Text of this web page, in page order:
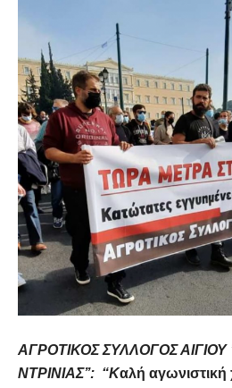
ΑΓΡΟΤΙΚΟΣ ΣΥΛΛΟΓΟΣ
ΝΤΡΙΝΙΑΣ’’: “Καλή αγωνιστική